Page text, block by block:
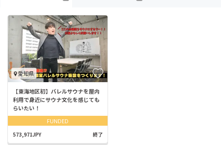
愛知県
【東海地区初】バレルサウナを屋内
利用で身近にサウナ文化を感じても
らいたい！
FUNDED
573,971JPY 終了